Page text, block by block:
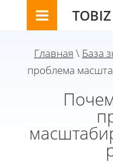
TOBIZ
Главная \ База
проблема